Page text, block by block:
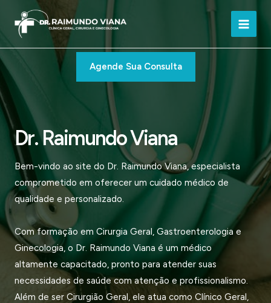
para
conteúdo
Main
Agende Sua Consulta
Dr. Raimundo Viana
Bem-vindo ao site do Dr. Raimundo Viana, especialista
comprometido em oferecer um cuidado médico de
qualidade e personalizado.
Com formação em Cirurgia Geral, Gastroenterologia e
Ginecologia, o Dr. Raimundo Viana é um médico
altamente capacitado, pronto para atender suas
necessidades de saúde com atenção e profissionalismo.
Além de ser Cirurgião Geral, ele atua como Clínico Geral,